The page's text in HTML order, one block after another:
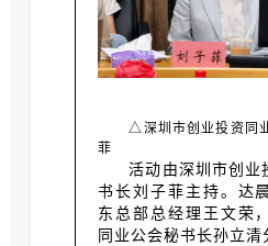
△深圳市创业投资同
菲
活动由深圳市创业
书长刘子菲主持。达
东总部总经理王文荣
同业公会秘书长孙立清